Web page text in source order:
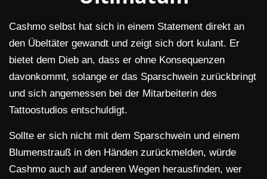
Cashmo selbst hat sich in einem Statement direkt an
den Übeltäter gewandt und zeigt sich dort kulant. Er
bietet dem Dieb an, dass er ohne Konsequenzen
davonkommt, solange er das Sparschwein zurückbringt
und sich angemessen bei der Mitarbeiterin des
Tattoostudios entschuldigt.
Sollte er sich nicht mit dem Sparschwein und einem
Blumenstrauß in den Händen zurückmelden, würde
Cashmo auch auf anderen Wegen herausfinden, wer